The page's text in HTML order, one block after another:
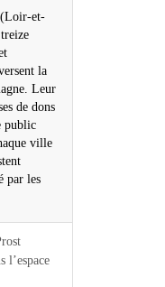
(Loir-et-
la
Leur
de dons
public
ville
par les
l’espace